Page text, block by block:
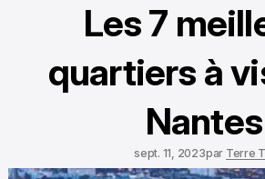
Les 7
quartiers à
Nantes
sept. 11, 2023par Terre